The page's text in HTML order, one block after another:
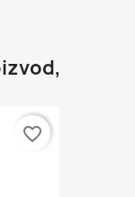
favorite_border